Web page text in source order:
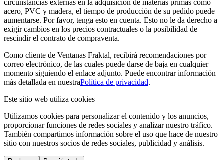
circunstancias externas en la adquisición de materias primas como
acero, PVC y madera, el tiempo de producción de su pedido puede
aumentarse. Por favor, tenga esto en cuenta. Esto no le da derecho a
exigir cambios en los precios contractuales o la posibilidad de
rescindir el contrato de compraventa.
Como cliente de Ventanas Fraktal, recibirá recomendaciones por
correo electrónico, de las cuales puede darse de baja en cualquier
momento siguiendo el enlace adjunto. Puede encontrar información
más detallada en nuestraPolítica de privacidad.
Este sitio web utiliza cookies
Utilizamos cookies para personalizar el contenido y los anuncios,
proporcionar funciones de redes sociales y analizar nuestro tráfico.
También compartimos información sobre el uso que hace de nuestro
sitio con nuestros socios de redes sociales, publicidad y análisis.